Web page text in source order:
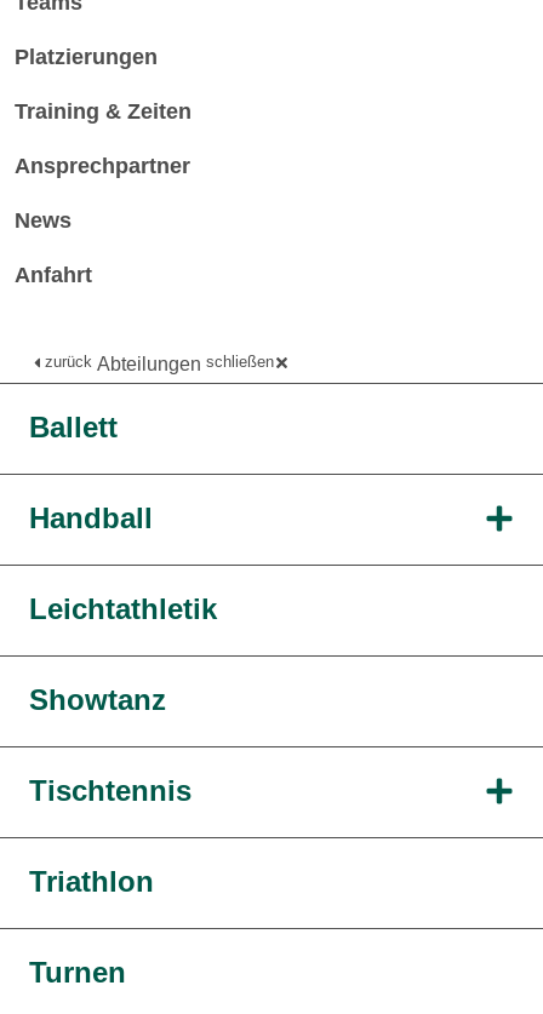
Platzierungen
Training & Zeiten
Ansprechpartner
News
Anfahrt
zurück Abteilungen schließen
Ballett
Handball
Leichtathletik
Showtanz
Tischtennis
Triathlon
Turnen